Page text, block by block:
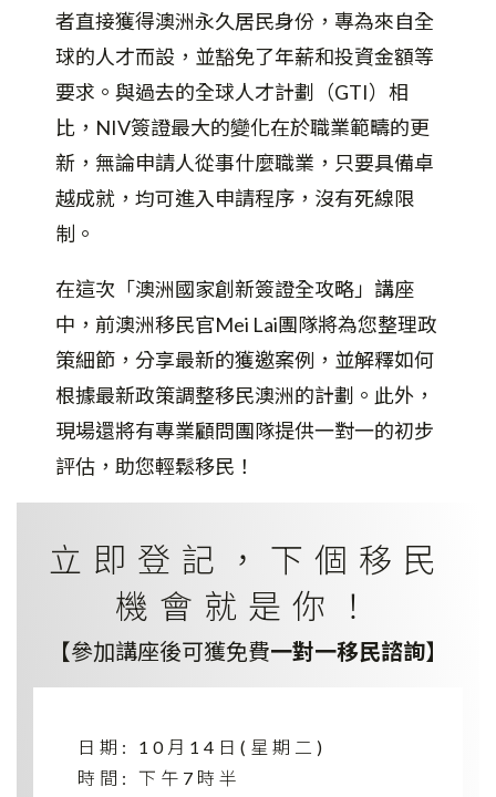
者直接獲得澳洲永久居民身份，專為來自全
球的人才而設，並豁免了年薪和投資金額等
要求。與過去的全球人才計劃（GTI）相
比，NIV簽證最大的變化在於職業範疇的更
新，無論申請人從事什麼職業，只要具備卓
越成就，均可進入申請程序，沒有死線限
制。
在這次「澳洲國家創新簽證全攻略」講座
中，前澳洲移民官Mei Lai團隊將為您整理政
策細節，分享最新的獲邀案例，並解釋如何
根據最新政策調整移民澳洲的計劃。此外，
現場還將有專業顧問團隊提供一對一的初步
評估，助您輕鬆移民！
立即登記，下個移民
機會就是你！
【參加講座後可獲免費一對一移民諮詢】
日期: 10月14日(星期二)
時間: 下午7時半